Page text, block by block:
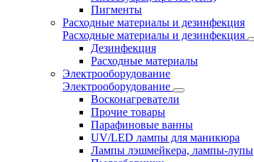
Пигменты
Расходные материалы и дезинфекция
Расходные материалы и дезинфекция
Дезинфекция
Расходные материалы
Электрооборудование
Электрооборудование
Восконагреватели
Прочие товары
Парафиновые ванны
UV/LED лампы для маникюра
Лампы лэшмейкера, лампы-лупы